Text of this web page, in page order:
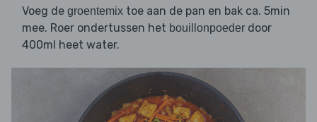
Voeg de groentemix toe aan de pan en bak ca. 5min
mee. Roer ondertussen het bouillonpoeder door
400ml heet water.